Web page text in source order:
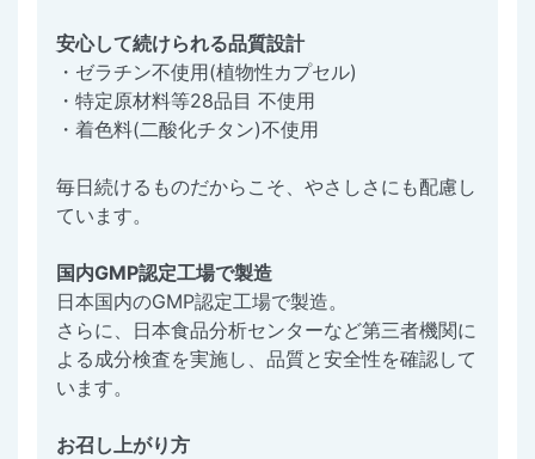
安心して続けられる品質設計
・ゼラチン不使用(植物性カプセル)
・特定原材料等28品目 不使用
・着色料(二酸化チタン)不使用
毎日続けるものだからこそ、やさしさにも配慮し
ています。
国内GMP認定工場で製造
日本国内のGMP認定工場で製造。
さらに、日本食品分析センターなど第三者機関に
よる成分検査を実施し、品質と安全性を確認して
います。
お召し上がり方